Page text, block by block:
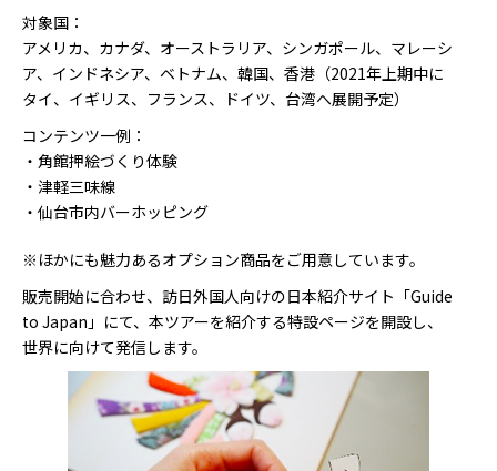
対象国：
アメリカ、カナダ、オーストラリア、シンガポール、マレーシ
ア、インドネシア、ベトナム、韓国、香港（2021年上期中に
タイ、イギリス、フランス、ドイツ、台湾へ展開予定）
コンテンツ一例：
・角館押絵づくり体験
・津軽三味線
・仙台市内バーホッピング
※ほかにも魅力あるオプション商品をご用意しています。
販売開始に合わせ、訪日外国人向けの日本紹介サイト「Guide
to Japan」にて、本ツアーを紹介する特設ページを開設し、
世界に向けて発信します。